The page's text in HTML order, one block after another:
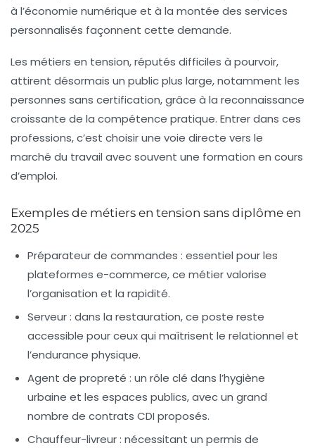
à l’économie numérique et à la montée des services
personnalisés façonnent cette demande.
Les métiers en tension, réputés difficiles à pourvoir,
attirent désormais un public plus large, notamment les
personnes sans certification, grâce à la reconnaissance
croissante de la compétence pratique. Entrer dans ces
professions, c’est choisir une voie directe vers le
marché du travail avec souvent une formation en cours
d’emploi.
Exemples de métiers en tension sans diplôme en
2025
Préparateur de commandes : essentiel pour les
plateformes e-commerce, ce métier valorise
l’organisation et la rapidité.
Serveur: dans la restauration, ce poste reste
accessible pour ceux qui maîtrisent le relationnel et
l’endurance physique.
Agent de propreté : un rôle clé dans l’hygiène
urbaine et les espaces publics, avec un grand
nombre de contrats CDI proposés.
Chauffeur-livreur: nécessitant un permis de